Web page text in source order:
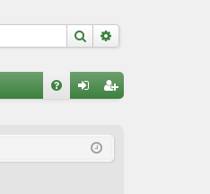
Suche
ist